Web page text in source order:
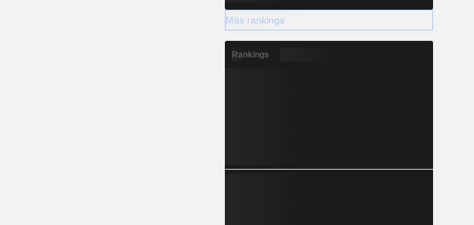
Más rankings
Rankings